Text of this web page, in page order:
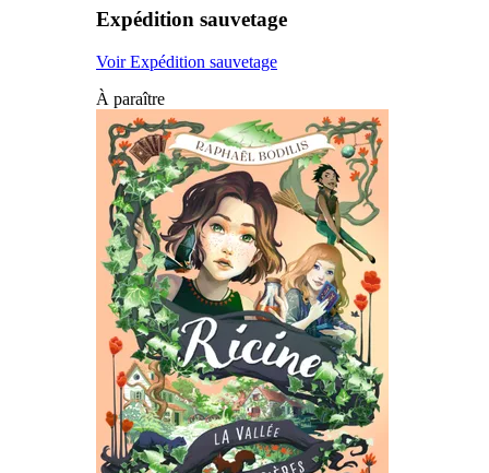
Expédition sauvetage
Voir Expédition sauvetage
À paraître